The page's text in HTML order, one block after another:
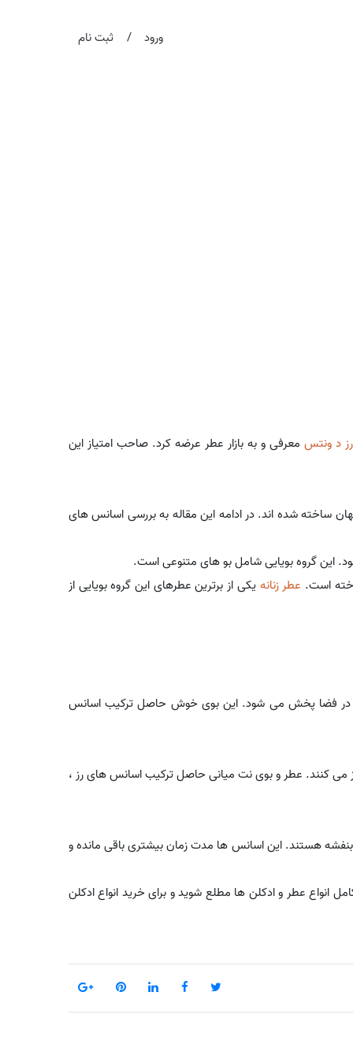
ورود / ثبت نام
د ونتسمعرفی و به بازار عطر عرضه کرد. صاحب امتیاز این
ساخته شده اند. در ادامه این مقاله به بررسی اسانس های
این گروه بویایی شامل بو های متنوعی است.
است. عطر زنانه یکی از برترین عطرهای این گروه بویایی از
و در فضا پخش می شود. این بوی خوش حاصل ترکیب اسانس
می کنند. عطر و بوی نت میانی حاصل ترکیب اسانس های رز ،
هستند. این اسانس ها مدت زمان بیشتری باقی مانده و
انواع عطر و ادکلن ها مطلع شوید و برای خرید انواع ادکلن